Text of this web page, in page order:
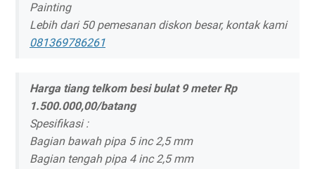
Painting
Lebih dari 50 pemesanan diskon besar, kontak kami
081369786261
Harga tiang telkom besi bulat 9 meter Rp
1.500.000,00/batang
Spesifikasi :
Bagian bawah pipa 5 inc 2,5 mm
Bagian tengah pipa 4 inc 2,5 mm